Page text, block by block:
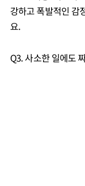
강하고 폭발적인 감
요.
Q3. 사소한 일에도